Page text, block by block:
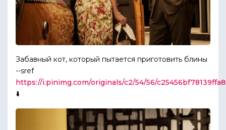
Забавный кот, который пытается приготовить блины
--sref
https://i.pinimg.com/originals/c2/54/56/
⬇️